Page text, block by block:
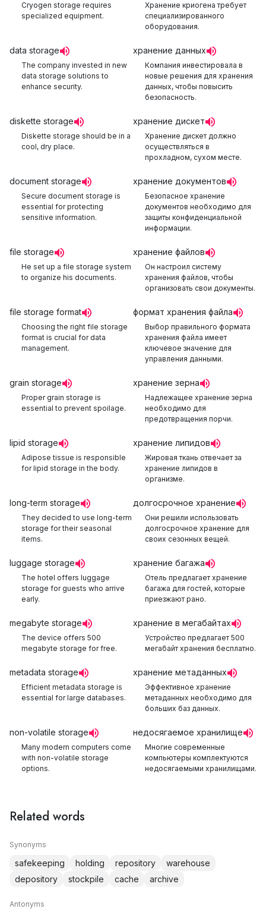
Cryogen storage requires
specialized equipment.
Хранение криогена требует
специализированного
оборудования.
data storage
The company invested in new
data storage solutions to
enhance security.
хранение данных
Компания инвестировала в
новые решения для хранения
данных, чтобы повысить
безопасность.
diskette storage
Diskette storage should be in a
cool, dry place.
хранение дискет
Хранение дискет должно
осуществляться в
прохладном, сухом месте.
document storage
Secure document storage is
essential for protecting
sensitive information.
хранение документов
Безопасное хранение
документов необходимо для
защиты конфиденциальной
информации.
file storage
He set up a file storage system
to organize his documents.
хранение файлов
Он настроил систему
хранения файлов, чтобы
организовать свои документы.
file storage format
Choosing the right file storage
format is crucial for data
management.
формат хранения файла
Выбор правильного формата
хранения файла имеет
ключевое значение для
управления данными.
grain storage
Proper grain storage is
essential to prevent spoilage.
хранение зерна
Надлежащее хранение зерна
необходимо для
предотвращения порчи.
lipid storage
Adipose tissue is responsible
for lipid storage in the body.
хранение липидов
Жировая ткань отвечает за
хранение липидов в
организме.
long-term storage
They decided to use long-term
storage for their seasonal
items.
долгосрочное хранение
Они решили использовать
долгосрочное хранение для
своих сезонных вещей.
luggage storage
The hotel offers luggage
storage for guests who arrive
early.
хранение багажа
Отель предлагает хранение
багажа для гостей, которые
приезжают рано.
megabyte storage
The device offers 500
megabyte storage for free.
хранение в мегабайтах
Устройство предлагает 500
мегабайт хранения бесплатно.
metadata storage
Efficient metadata storage is
essential for large databases.
хранение метаданных
Эффективное хранение
метаданных необходимо для
больших баз данных.
non-volatile storage
Many modern computers come
with non-volatile storage
options.
недосягаемое хранилище
Многие современные
компьютеры комплектуются
недосягаемыми хранилищами.
Related words
Synonyms
safekeeping holding repository
warehouse
depository
stockpile cache archive
Antonyms